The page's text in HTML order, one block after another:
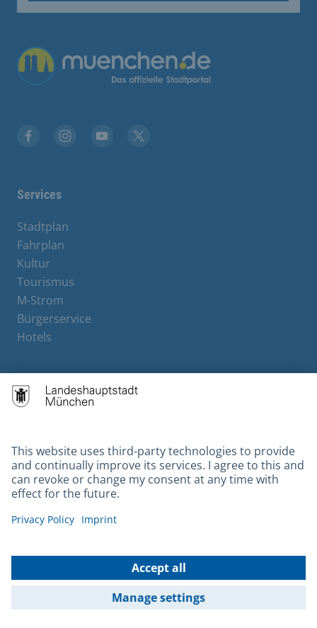
Übergreifende Links
Services
Stadtplan
Fahrplan
Kultur
Tourismus
M-Strom
Bürgerservice
Hotels
Contact
Gebärdensprache
Datenschutz
Kontakt
© 2026 Portal München Betriebs GmbH & Co. KG - Ein Service der
Landeshauptstadt München und der Stadtwerke München GmbH